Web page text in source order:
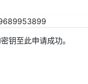
钥至此申请成功。